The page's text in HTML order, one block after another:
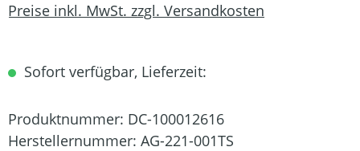
Preise inkl. MwSt. zzgl. Versandkosten
Sofort verfügbar, Lieferzeit:
Produktnummer: DC-100012616
Herstellernummer: AG-221-001TS